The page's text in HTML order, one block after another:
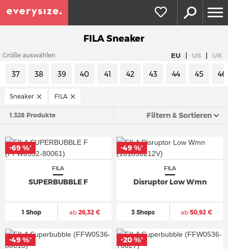
FILA Sneaker
Größe auswählen EU | US | UK
37 38 39 40 41 42 43 44 45 46
Sneaker FILA
1.328 Produkte Filtern & Sortieren
FILA
SUPERBUBBLE F
1 Shop ab26,32 €
-69 %*
FILA
Disruptor Low Wmn
3 Shops ab50,92 €
-49 %*
-49 %* -20 %*